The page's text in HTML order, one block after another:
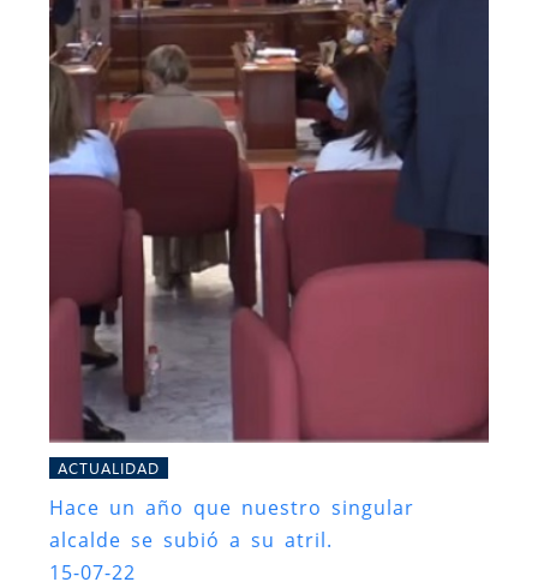
ACTUALIDAD
Hace un año que nuestro singular
alcalde se subió a su atril.
15-07-22